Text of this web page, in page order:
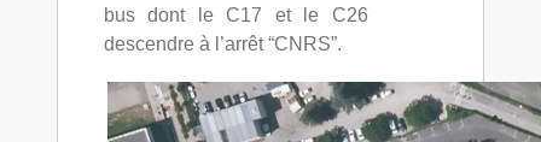
bus dont le C17 et le C26
descendre à l’arrêt “CNRS”.